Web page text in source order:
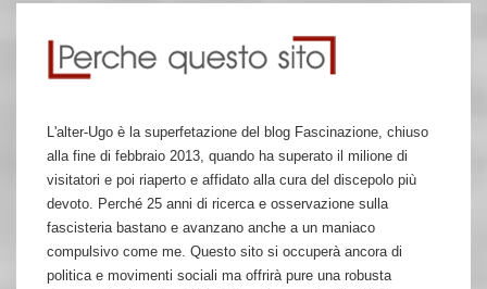
L'alter-Ugo è la superfetazione del blog Fascinazione, chiuso
alla fine di febbraio 2013, quando ha superato il milione di
visitatori e poi riaperto e affidato alla cura del discepolo più
devoto. Perché 25 anni di ricerca e osservazione sulla
fascisteria bastano e avanzano anche a un maniaco
compulsivo come me. Questo sito si occuperà ancora di
politica e movimenti sociali ma offrirà pure una robusta